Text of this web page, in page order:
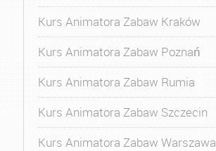
Kurs Animatora Zabaw Kraków
Kurs Animatora Zabaw Poznań
Kurs Animatora Zabaw Rumia
Kurs Animatora Zabaw Szczecin
Kurs Animatora Zabaw Warszawa